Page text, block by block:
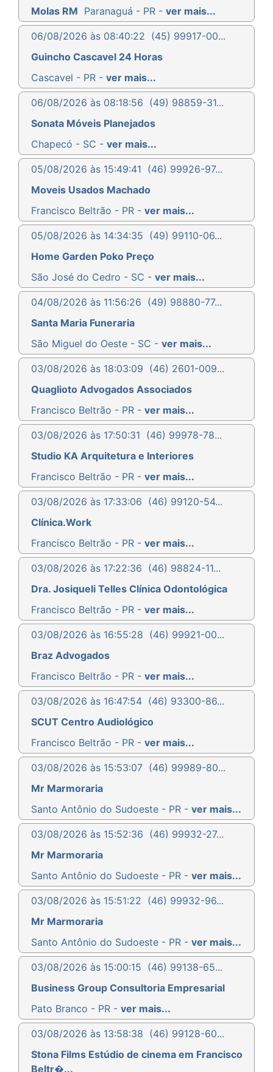
Molas RM Paranaguá - PR - ver mais...
06/08/2026 às 08:40:22 (45) 99917-00...
Guincho Cascavel 24 Horas
Cascavel - PR - ver mais...
06/08/2026 às 08:18:56 (49) 98859-31...
Sonata Móveis Planejados
Chapecó - SC - ver mais...
05/08/2026 às 15:49:41 (46) 99926-97...
Moveis Usados Machado
Francisco Beltrão - PR - ver mais...
05/08/2026 às 14:34:35 (49) 99110-06...
Home Garden Poko Preço
São José do Cedro - SC - ver mais...
04/08/2026 às 11:56:26 (49) 98880-77...
Santa Maria Funeraria
São Miguel do Oeste - SC - ver mais...
03/08/2026 às 18:03:09 (46) 2601-009...
Quaglioto Advogados Associados
Francisco Beltrão - PR - ver mais...
03/08/2026 às 17:50:31 (46) 99978-78...
Studio KA Arquitetura e Interiores
Francisco Beltrão - PR - ver mais...
03/08/2026 às 17:33:06 (46) 99120-54...
Clínica.Work
Francisco Beltrão - PR - ver mais...
03/08/2026 às 17:22:36 (46) 98824-11...
Dra. Josiqueli Telles Clínica Odontológica
Francisco Beltrão - PR - ver mais...
03/08/2026 às 16:55:28 (46) 99921-00...
Braz Advogados
Francisco Beltrão - PR - ver mais...
03/08/2026 às 16:47:54 (46) 93300-86...
SCUT Centro Audiológico
Francisco Beltrão - PR - ver mais...
03/08/2026 às 15:53:07 (46) 99989-80...
Mr Marmoraria
Santo Antônio do Sudoeste - PR - ver mais...
03/08/2026 às 15:52:36 (46) 99932-27...
Mr Marmoraria
Santo Antônio do Sudoeste - PR - ver mais...
03/08/2026 às 15:51:22 (46) 99932-96...
Mr Marmoraria
Santo Antônio do Sudoeste - PR - ver mais...
03/08/2026 às 15:00:15 (46) 99138-65...
Business Group Consultoria Empresarial
Pato Branco - PR - ver mais...
03/08/2026 às 13:58:38 (46) 99128-60...
Stona Films Estúdio de cinema em Francisco
Beltr�...